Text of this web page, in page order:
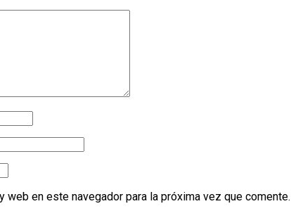
web en este navegador para la próxima vez que comente.